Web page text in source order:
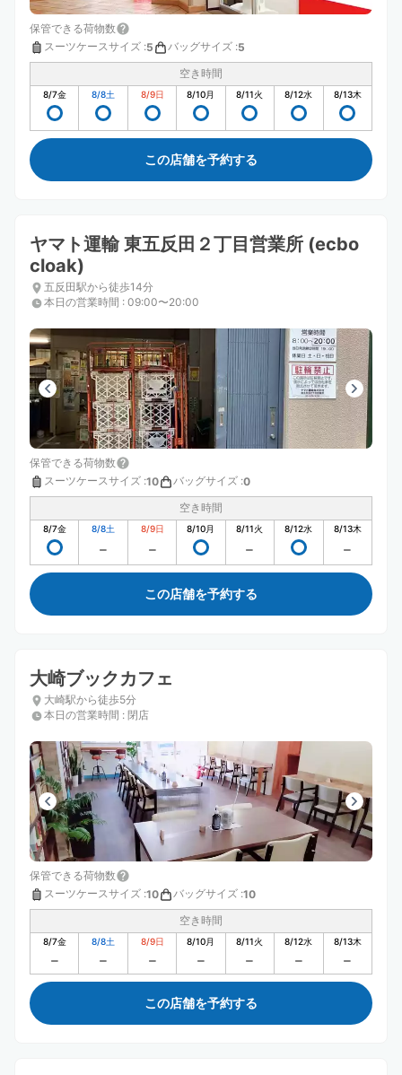
保管できる荷物数
スーツケースサイズ :5 バッグサイズ :5
空き時間
8/7金 8/8土 8/9日 8/10月 8/11火 8/12水 8/13木
この店舗を予約する
ヤマト運輸 東五反田２丁目営業所 (ecbo
cloak)
五反田駅から徒歩14分
本日の営業時間 : 09:00〜20:00
保管できる荷物数
スーツケースサイズ :10 バッグサイズ :0
空き時間
8/7金 8/8土 8/9日 8/10月 8/11火 8/12水 8/13木
この店舗を予約する
大崎ブックカフェ
大崎駅から徒歩5分
本日の営業時間 : 閉店
保管できる荷物数
スーツケースサイズ :10 バッグサイズ :10
空き時間
8/7金 8/8土 8/9日 8/10月 8/11火 8/12水 8/13木
この店舗を予約する